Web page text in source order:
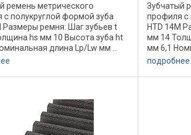
ремень метрического
с полукруглой формой зуба
Размеры ремня: Шаг зубьев t
hs мм 10 Высота зуба ht
длина Lp/Lw мм ...
зубьев ... Минимальный
шкива dw мм 124,78
...
Зубчатый
профиля с
HTD 14M
мм 14
мм 6,1
диаметр
подробнее